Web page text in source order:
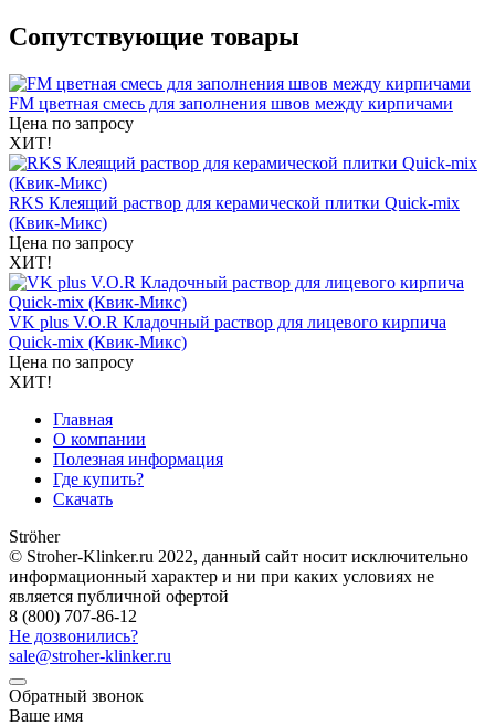
Сопутствующие товары
FM цветная смесь для заполнения швов между кирпичами
Цена по запросу
ХИТ!
RKS Клеящий раствор для керамической плитки Quick-mix
(Квик-Микс)
Цена по запросу
ХИТ!
VK plus V.O.R Кладочный раствор для лицевого кирпича
Quick-mix (Квик-Микс)
Цена по запросу
ХИТ!
Главная
О компании
Полезная информация
Где купить?
Скачать
Ströher
© Stroher-Klinker.ru 2022, данный сайт носит исключительно
информационный характер и ни при каких условиях не
является публичной офертой
8 (800) 707-86-12
Не дозвонились?
sale@stroher-klinker.ru
Обратный звонок
Ваше имя